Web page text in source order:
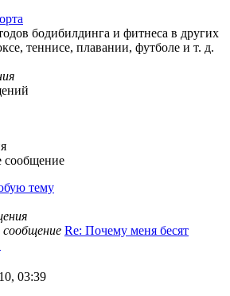
сообщению
бодибилдинга и фитнеса в других
теннисе, плавании, футболе и т. д.
сообщение
тему
сообщение Re: Почему меня бесят
03:39